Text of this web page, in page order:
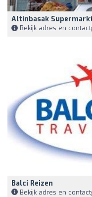
Altinbasak
Bekijk adres en
Balci Reizen
Bekijk adres en